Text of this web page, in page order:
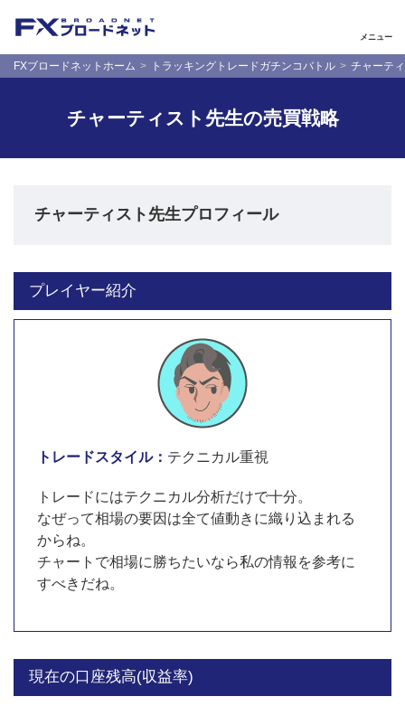
メニュー
FXブロードネットホーム トラッキングトレードガチンコバトル チャーテ
チャーティスト先生の売買戦略
チャーティスト先生プロフィール
プレイヤー紹介
トレードスタイル： テクニカル重視
トレードにはテクニカル分析だけで十分。
なぜって相場の要因は全て値動きに織り込まれる
からね。
チャートで相場に勝ちたいなら私の情報を参考に
すべきだね。
現在の口座残高(収益率)